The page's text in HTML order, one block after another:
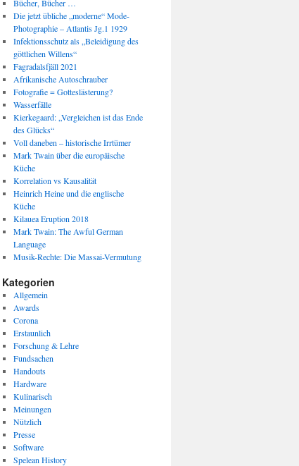
Bücher, Bücher …
Die jetzt übliche „moderne“ Mode-
Photographie – Atlantis Jg.1 1929
Infektionsschutz als „Beleidigung des
göttlichen Willens“
Fagradalsfjäll 2021
Afrikanische Autoschrauber
Fotografie = Gotteslästerung?
Wasserfälle
Kierkegaard: „Vergleichen ist das Ende
des Glücks“
Voll daneben – historische Irrtümer
Mark Twain über die europäische
Küche
Korrelation vs Kausalität
Heinrich Heine und die englische
Küche
Kilauea Eruption 2018
Mark Twain: The Awful German
Language
Musik-Rechte: Die Massai-Vermutung
Kategorien
Allgemein
Awards
Corona
Erstaunlich
Forschung & Lehre
Fundsachen
Handouts
Hardware
Kulinarisch
Meinungen
Nützlich
Presse
Software
Spelean History